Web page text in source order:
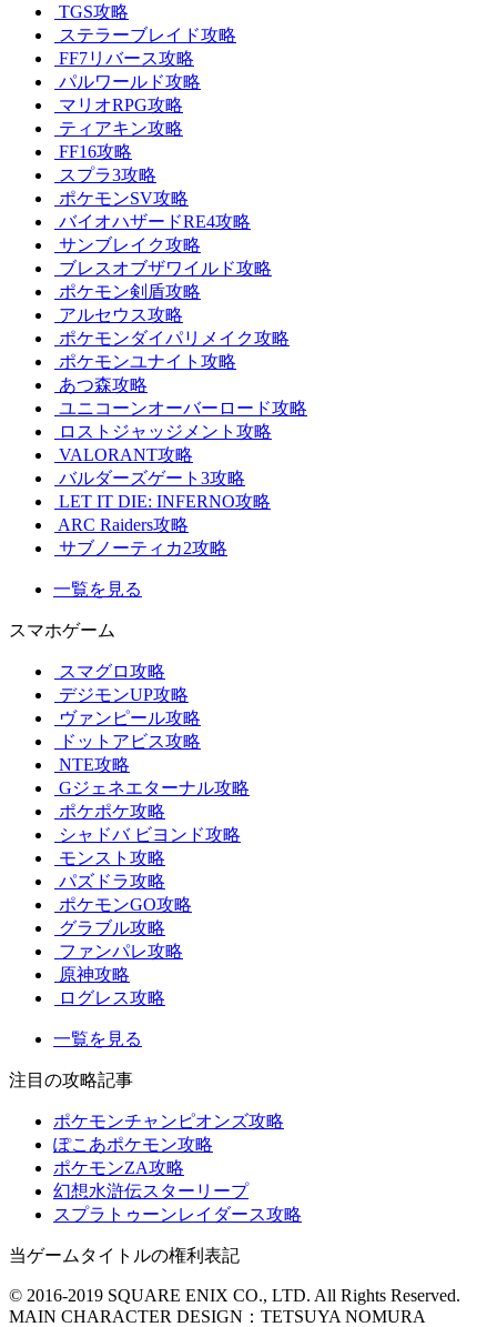
TGS攻略
ステラーブレイド攻略
FF7リバース攻略
パルワールド攻略
マリオRPG攻略
ティアキン攻略
FF16攻略
スプラ3攻略
ポケモンSV攻略
バイオハザードRE4攻略
サンブレイク攻略
ブレスオブザワイルド攻略
ポケモン剣盾攻略
アルセウス攻略
ポケモンダイパリメイク攻略
ポケモンユナイト攻略
あつ森攻略
ユニコーンオーバーロード攻略
ロストジャッジメント攻略
VALORANT攻略
バルダーズゲート3攻略
LET IT DIE: INFERNO攻略
ARC Raiders攻略
サブノーティカ2攻略
一覧を見る
スマホゲーム
スマグロ攻略
デジモンUP攻略
ヴァンピール攻略
ドットアビス攻略
NTE攻略
Gジェネエターナル攻略
ポケポケ攻略
シャドバ ビヨンド攻略
モンスト攻略
パズドラ攻略
ポケモンGO攻略
グラブル攻略
ファンパレ攻略
原神攻略
ログレス攻略
一覧を見る
注目の攻略記事
ポケモンチャンピオンズ攻略
ぽこあポケモン攻略
ポケモンZA攻略
幻想水滸伝スターリープ
スプラトゥーンレイダース攻略
当ゲームタイトルの権利表記
© 2016-2019 SQUARE ENIX CO., LTD. All Rights Reserved.
MAIN CHARACTER DESIGN：TETSUYA NOMURA